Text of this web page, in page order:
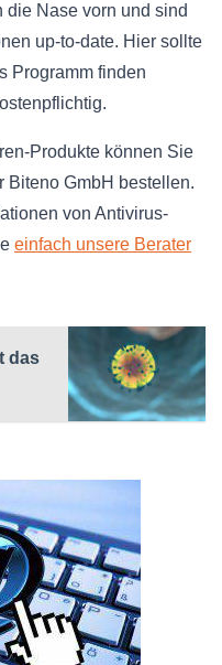
die Nase vorn und sind
up-to-date. Hier sollte
Programm finden
Produkte können Sie
Biteno GmbH bestellen.
von Antivirus-
einfach unsere Berater
das